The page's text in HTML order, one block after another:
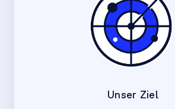
Unser Ziel